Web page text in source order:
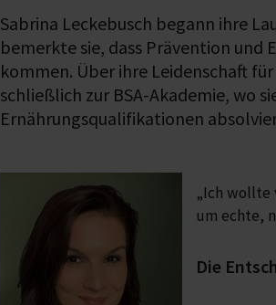
Sabrina Leckebusch begann ihre
bemerkte sie, dass Prävention und
kommen. Über ihre Leidenschaft
schließlich zur BSA-Akademie, wo
Ernährungsqualifikationen
„Ich wollte
um echte,
Die